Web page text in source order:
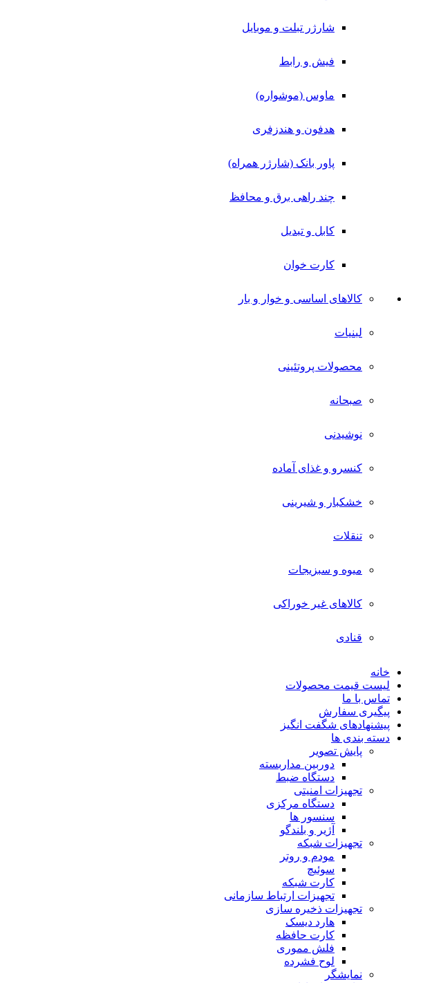
شارژر تبلت و موبایل
فیش و رابط
ماوس (موشواره)
هدفون و هندزفری
پاور بانک (شارژر همراه)
چند راهی برق و محافظ
کابل و تبدیل
کارت خوان
کالاهای اساسی و خوار و بار
لبنیات
محصولات پروتئینی
صبحانه
نوشیدنی
کنسرو و غذای آماده
خشکبار و شیرینی
تنقلات
میوه و سبزیجات
کالاهای غیر خوراکی
قنادی
خانه
لیست قیمت محصولات
تماس با ما
پیگیری سفارش
پیشنهادهای شگفت انگیز
دسته بندی ها
پایش تصویر
دوربین مداربسته
دستگاه ضبط
تجهیزات امنیتی
دستگاه مرکزی
سنسور ها
آژیر و بلندگو
تجهیزات شبکه
مودم و روتر
سوئیچ
کارت شبکه
تجهیزات ارتباط سازمانی
تجهیزات ذخیره سازی
هارد دیسک
کارت حافظه
فلش مموری
لوح فشرده
نمایشگر